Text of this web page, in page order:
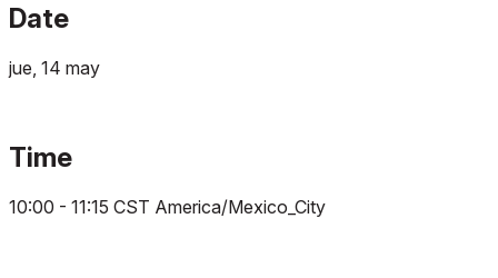
Date
jue, 14 may
Time
10:00 - 11:15 CST America/Mexico_City